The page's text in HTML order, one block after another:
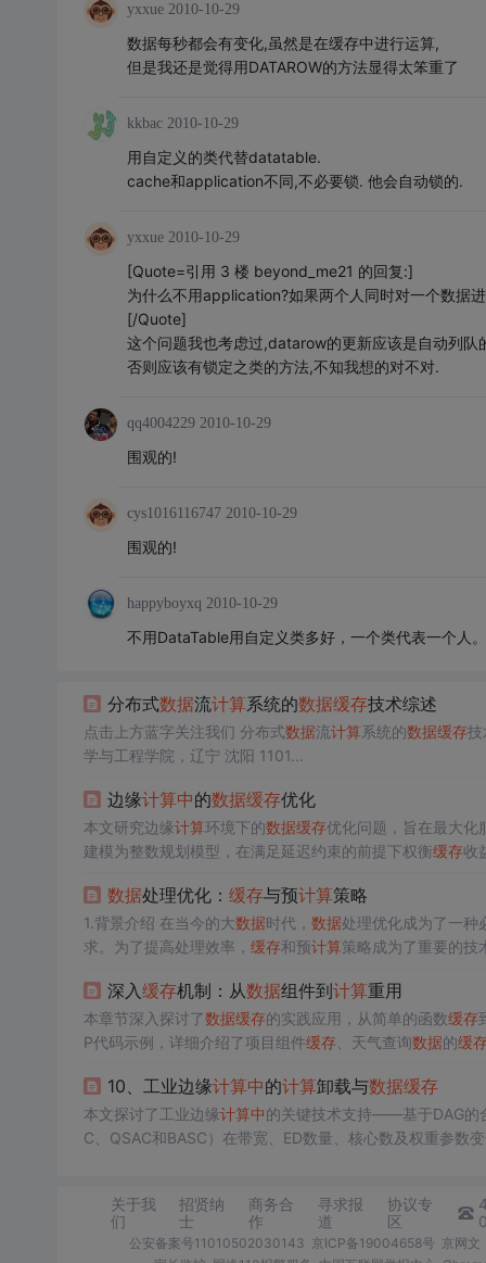
yxxue 2010-10-29
数据每秒都会有变化,虽然是在缓存中进行运算,
但是我还是觉得用DATAROW的方法显得太笨重了
kkbac 2010-10-29
用自定义的类代替datatable.
cache和application不同,不必要锁. 他会自动锁的.
yxxue 2010-10-29
[Quote=引用 3 楼 beyond_me21 的回复:]
为什么不用application?如果两个人同时对一个数据
[/Quote]
这个问题我也考虑过,datarow的更新应该是自动列队
否则应该有锁定之类的方法,不知我想的对不对.
qq4004229 2010-10-29
围观的!
cys1016116747 2010-10-29
围观的!
happyboyxq 2010-10-29
不用DataTable用自定义类多好，一个类代表一个人。
分布式数据流计算系统的数据缓存技术综述
点击上方蓝字关注我们 分布式数据流计算系统的数据缓存技
学与工程学院，辽宁 沈阳 1101...
边缘计算中的数据缓存优化
本文研究边缘计算环境下的数据缓存优化问题，旨在最大
建模为整数规划模型，在满足延迟约束的前提下权衡缓存收
数据处理优化： 缓存与预计算策略
1.背景介绍 在当今的大数据时代， 数据处理优化成为了一种
求。为了提高处理效率， 缓存和预计算策略成为了重要的技
们将深入探讨缓存和预计算策...
深入缓存机制：从数据组件到计算重用
本章节深入探讨了数据缓存的实践应用，从简单的函数缓存
P代码示例，详细介绍了项目组件缓存 、天气查询数据的缓存
10、工业边缘计算中的计算卸载与数据缓存
本文探讨了工业边缘计算中的关键技术支持——基于DAG的
C、QSAC和BASC）在带宽、ED数量、核心数及权重参数
关于我
们
招贤纳
士
商务合
作
寻求报
道
协议专
区
公安备案号11010502030143 京ICP备19004658号 京网